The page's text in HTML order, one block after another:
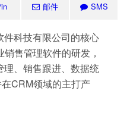
邮件 SMS
科技有限公司的核心
售管理软件的研发，
、销售跟进、数据统
CRM领域的主打产